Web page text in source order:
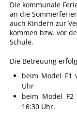
Die kommunale
an die
auch Kindern zur
kommen bzw. vor
Schule.
Die Betreuung
beim Model F1
Uhr
beim Model
16:30 Uhr.